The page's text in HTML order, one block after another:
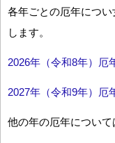
各年ごとの厄年につい
します。
2026年（令和8年）厄
2027年（令和9年）厄
他の年の厄年につい